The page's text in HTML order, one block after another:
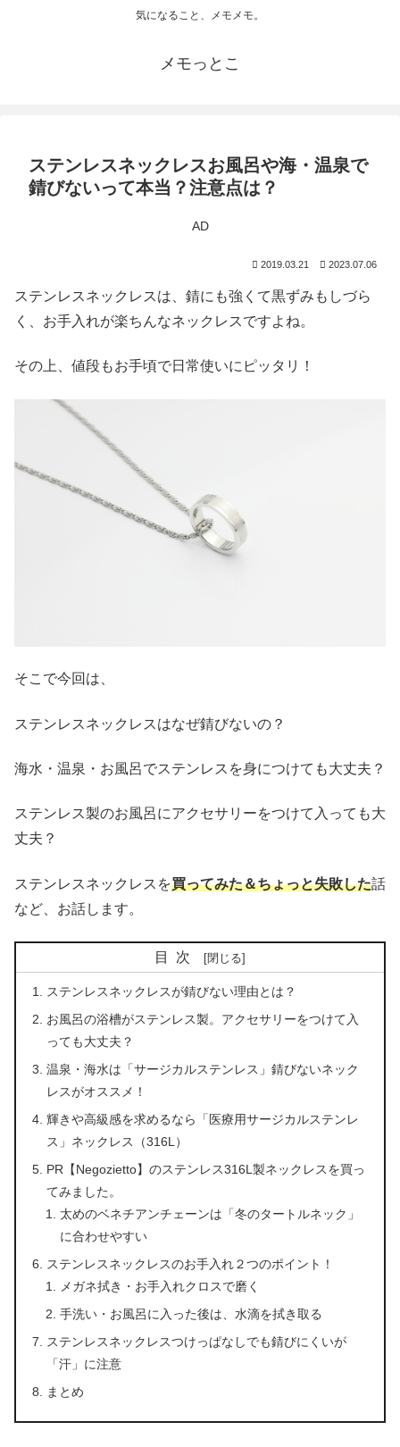
気になること、メモメモ。
メモっとこ
ステンレスネックレスお風呂や海・温泉で
錆びないって本当？注意点は？
AD
2019.03.21 2023.07.06
ステンレスネックレスは、錆にも強くて黒ずみもしづら
く、お手入れが楽ちんなネックレスですよね。
その上、値段もお手頃で日常使いにピッタリ！
そこで今回は、
ステンレスネックレスはなぜ錆びないの？
海水・温泉・お風呂でステンレスを身につけても大丈夫？
ステンレス製のお風呂にアクセサリーをつけて入っても大
丈夫？
ステンレスネックレスを買ってみた＆ちょっと失敗した話
など、お話します。
目次
ステンレスネックレスが錆びない理由とは？
お風呂の浴槽がステンレス製。アクセサリーをつけて入
っても大丈夫？
温泉・海水は「サージカルステンレス」錆びないネック
レスがオススメ！
輝きや高級感を求めるなら「医療用サージカルステンレ
ス」ネックレス（316L）
PR【Negozietto】のステンレス316L製ネックレスを買っ
てみました。
太めのベネチアンチェーンは「冬のタートルネック」
に合わせやすい
ステンレスネックレスのお手入れ２つのポイント！
メガネ拭き・お手入れクロスで磨く
手洗い・お風呂に入った後は、水滴を拭き取る
ステンレスネックレスつけっぱなしでも錆びにくいが
「汗」に注意
まとめ